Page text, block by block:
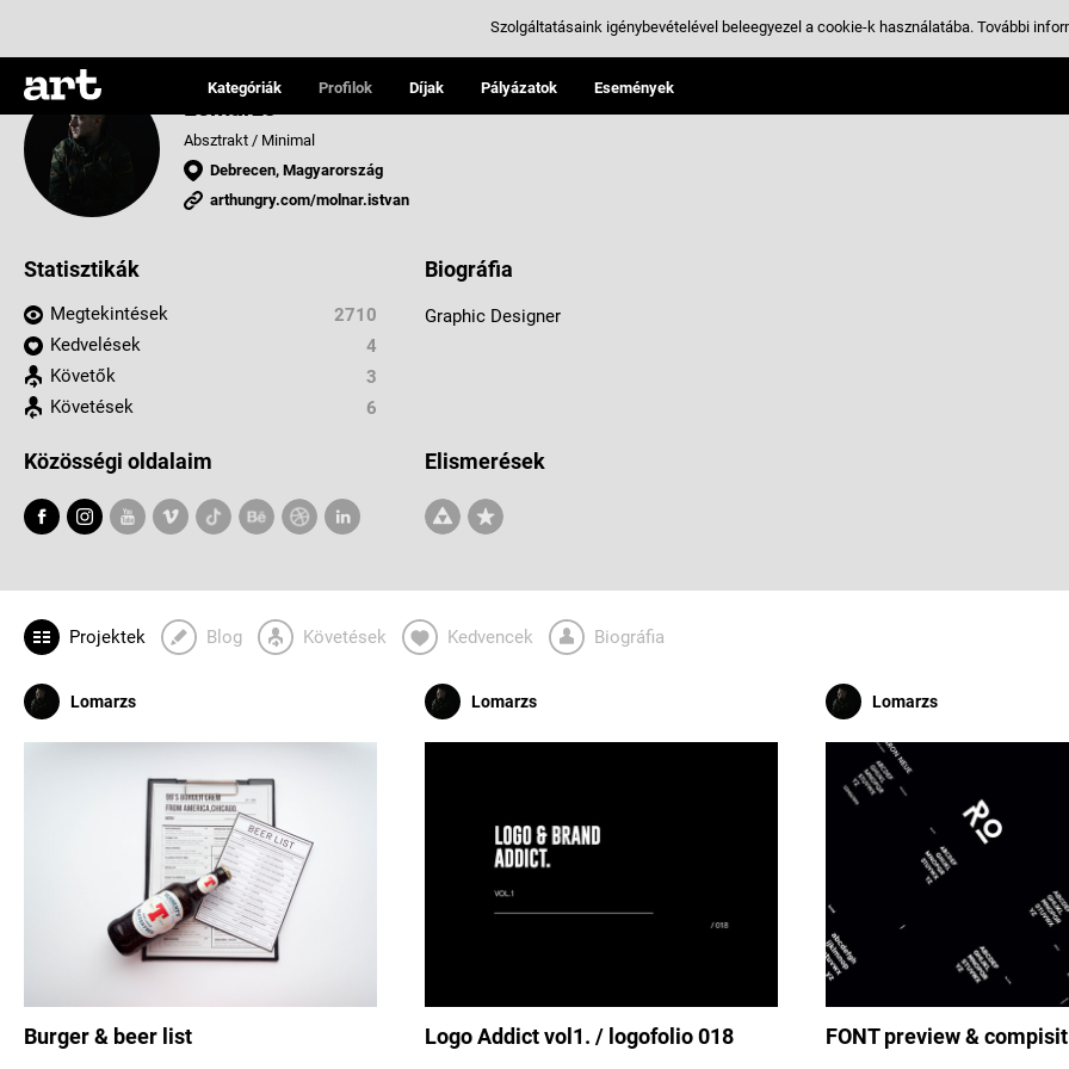
Kategóriák Profilok Díjak Pályázatok Események
Lomarzs
Absztrakt / Minimal
Debrecen, Magyarország
arthungry.com/molnar.istvan
Statisztikák
Megtekintések
2710
Kedvelések
4
Követők
3
Követések
6
Biográfia
Graphic Designer
Közösségi oldalaim Elismerések
Projektek Blog Követések Kedvencek Biográfia
Lomarzs
Burger & beer list
Lomarzs
Logo Addict vol1. / logofolio 018
Lomarzs
FONT preview &
Szolgáltatásaink igénybevételével beleegyezel a cookie-k használatába. További